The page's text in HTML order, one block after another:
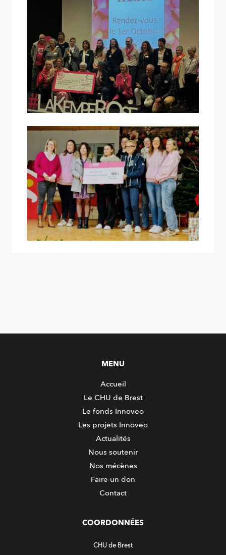
MENU
Accueil
Le CHU de Brest
Le fonds Innoveo
Les projets Innoveo
Actualités
Nous soutenir
Nos mécènes
Faire un don
Contact
COORDONNÉES
CHU de Brest